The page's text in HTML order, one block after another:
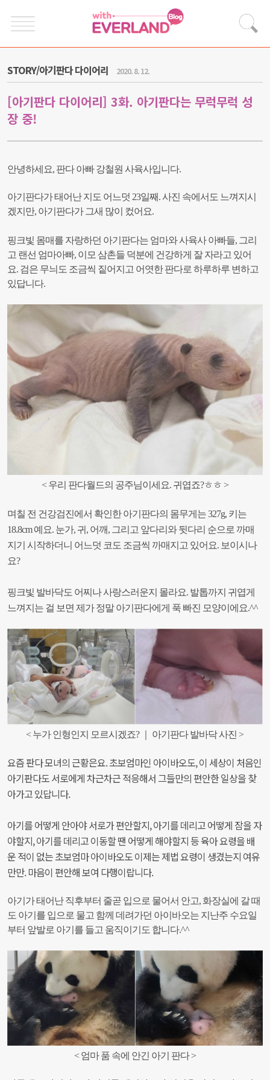
STORY/아기판다 다이어리 2020. 8. 12.
[아기판다 다이어리] 3화. 아기판다는 무럭무럭 성
장 중!
안녕하세요, 판다 아빠 강철원 사육사입니다.
아기판다가 태어난 지도 어느덧 23일째.사진 속에서도 느껴지시
겠지만, 아기판다가 그새 많이 컸어요.
핑크빛 몸매를 자랑하던 아기판다는 엄마와 사육사 아빠들, 그리
고 랜선 엄마아빠, 이모 삼촌들 덕분에 건강하게 잘 자라고 있어
요. 검은 무늬도 조금씩 짙어지고 어엿한 판다로 하루하루 변하고
있답니다.
<우리 판다월드의 공주님이세요. 귀엽죠?ㅎㅎ >
며칠 전 건강검진에서 확인한 아기판다의 몸무게는 327g, 키는
18.8cm 예요. 눈가, 귀, 어깨, 그리고 앞다리와 뒷다리 순으로 까매
지기 시작하더니 어느덧 코도 조금씩 까매지고 있어요. 보이시나
요?
핑크빛 발바닥도 어찌나 사랑스러운지 몰라요. 발톱까지 귀엽게
느껴지는 걸 보면 제가 정말 아기판다에게 푹 빠진 모양이에요.^^
< 누가 인형인지 모르시겠죠? ｜ 아기판다 발바닥 사진 >
요즘 판다 모녀의 근황은요. 초보엄마인 아이바오도, 이 세상이 처음인
아기판다도 서로에게 차근차근 적응해서 그들만의 편안한 일상을 찾
아가고 있답니다.
아기를 어떻게 안아야 서로가 편안할지, 아기를 데리고 어떻게 잠을 자
야할지, 아기를 데리고 이동할 땐 어떻게 해야할지 등 육아 요령을배
운 적이 없는 초보엄마 아이바오도 이제는 제법 요령이 생겼는지 여유
만만. 마음이 편안해 보여 다행이랍니다.
아기가 태어난 직후부터 줄곧 입으로 물어서 안고, 화장실에 갈 때
도 아기를 입으로 물고 함께 데려가던 아이바오는 지난주 수요일
부터 앞발로 아기를 들고 움직이기도 합니다.^^
< 엄마 품 속에 안긴 아기 판다 >